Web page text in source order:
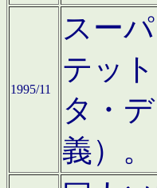
1995/11
スー
テッ
タ・
義）。